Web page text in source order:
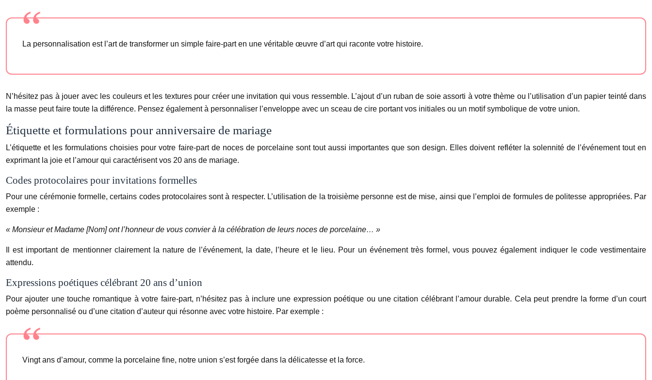
La personnalisation est l’art de transformer un simple faire-part en une véritable œuvre d’art qui raconte votre histoire.
N’hésitez pas à jouer avec les couleurs et les textures pour créer une invitation qui vous ressemble. L’ajout d’un ruban de soie assorti à votre thème ou l’utilisation d’un papier teinté dans
la masse peut faire toute la différence. Pensez également à personnaliser l’enveloppe avec un sceau de cire portant vos initiales ou un motif symbolique de votre union.
Étiquette et formulations pour anniversaire de mariage
L’étiquette et les formulations choisies pour votre faire-part de noces de porcelaine sont tout aussi importantes que son design. Elles doivent refléter la solennité de l’événement tout en
exprimant la joie et l’amour qui caractérisent vos 20 ans de mariage.
Codes protocolaires pour invitations formelles
Pour une cérémonie formelle, certains codes protocolaires sont à respecter. L’utilisation de la troisième personne est de mise, ainsi que l’emploi de formules de politesse appropriées. Par
exemple :
« Monsieur et Madame [Nom] ont l’honneur de vous convier à la célébration de leurs noces de porcelaine… »
Il est important de mentionner clairement la nature de l’événement, la date, l’heure et le lieu. Pour un événement très formel, vous pouvez également indiquer le code vestimentaire
attendu.
Expressions poétiques célébrant 20 ans d’union
Pour ajouter une touche romantique à votre faire-part, n’hésitez pas à inclure une expression poétique ou une citation célébrant l’amour durable. Cela peut prendre la forme d’un court
poème personnalisé ou d’une citation d’auteur qui résonne avec votre histoire. Par exemple :
Vingt ans d’amour, comme la porcelaine fine, notre union s’est forgée dans la délicatesse et la force.